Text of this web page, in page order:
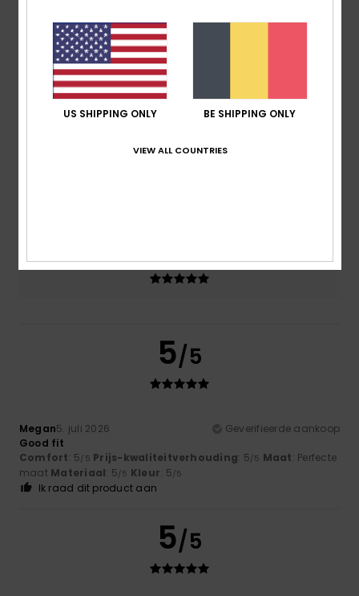
Comfort
Prijs-kwaliteitverhouding
5.0
5/5
Megan5. juli 2026
Geverifieerde aankoop
Good fit
Comfort: 5/5 Prijs-kwaliteitverhouding: 5/5 Maat: Perfecte
maat Materiaal: 5/5 Kleur: 5/5
Ik raad dit product aan
5/5
US SHIPPING ONLY BE SHIPPING ONLY
VIEW ALL COUNTRIES